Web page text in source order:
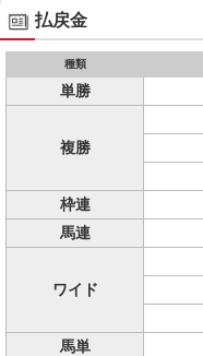
払戻金
種類
単勝
複勝
枠連
馬連
ワイド
馬単